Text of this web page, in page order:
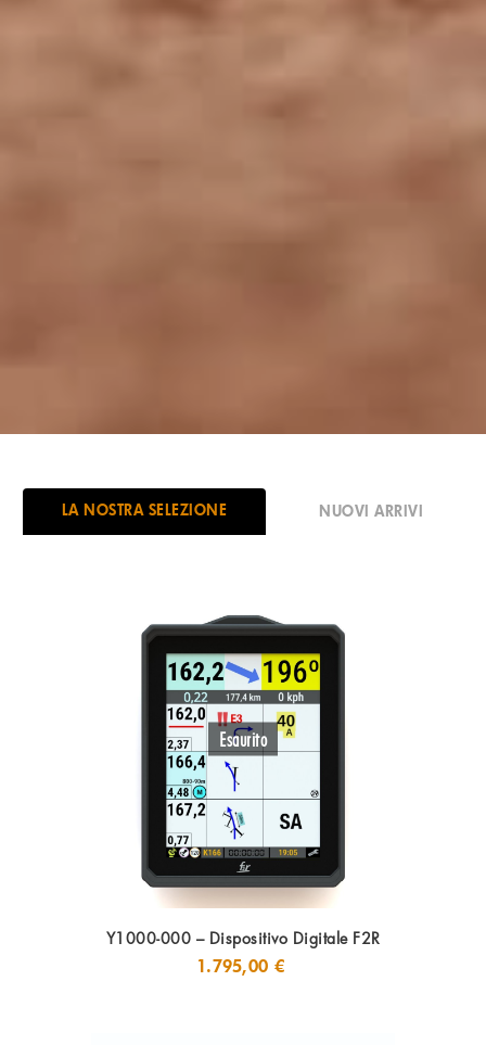
LA NOSTRA SELEZIONE NUOVI ARRIVI
Y1000-000 – Dispositivo Digitale F2R
1.795,00 €
Esaurito